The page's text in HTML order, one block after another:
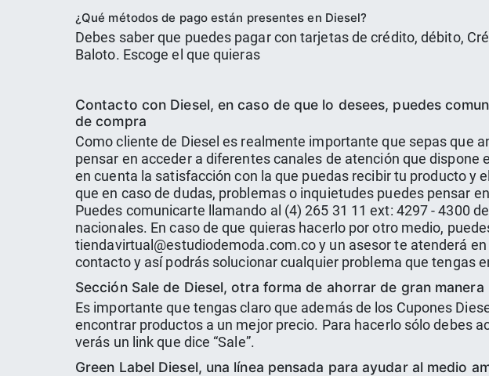
¿Qué métodos de pago están presentes en Diesel?
Debes saber que puedes pagar con tarjetas de crédito, débito,
Baloto. Escoge el que quieras
Contacto con Diesel, en caso de que lo desees, puedes
de compra
Como cliente de Diesel es realmente importante que sepas que
pensar en acceder a diferentes canales de atención que
en cuenta la satisfacción con la que puedas recibir tu producto y
que en caso de dudas, problemas o inquietudes puedes pensar
Puedes comunicarte llamando al (4) 265 31 11 ext: 4297 - 4300
nacionales. En caso de que quieras hacerlo por otro medio,
tiendavirtual@estudiodemoda.com.co y un asesor te atenderá
contacto y así podrás solucionar cualquier problema que tengas
Sección Sale de Diesel, otra forma de ahorrar de gran manera
Es importante que tengas claro que además de los Cupones
encontrar productos a un mejor precio. Para hacerlo sólo debes
verás un link que dice “Sale”.
Green Label Diesel, una línea pensada para ayudar al medio